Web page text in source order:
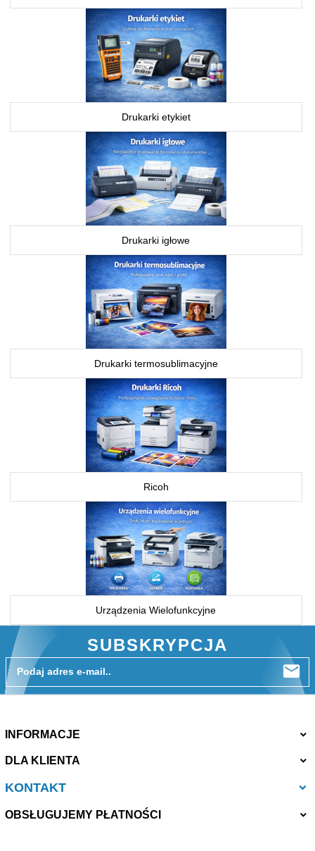
Drukarki etykiet
Drukarki igłowe
Drukarki termosublimacyjne
Ricoh
Urządzenia Wielofunkcyjne
SUBSKRYPCJA
Podaj adres e-mail..
INFORMACJE
DLA KLIENTA
KONTAKT
OBSŁUGUJEMY PŁATNOŚCI